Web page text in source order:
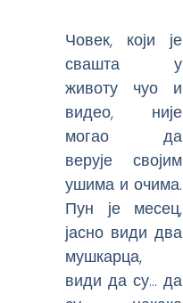
Човек, који је
свашта у
животу чуо и
видео, није
могао да
верује својим
ушима и очима.
Пун је месец,
јасно види два
мушкарца,
види да су… да